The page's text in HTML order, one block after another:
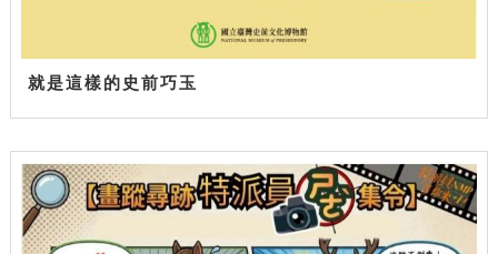
就是這樣的史前巧玉